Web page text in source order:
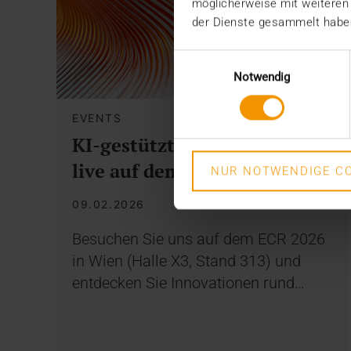
möglicherweise mit
der Dienste gesammelt
Notwendig
NUR NOTWENDIGE
EVENTS
KI-gestützte Radiologie –
live auf dem ECR 2026
09.02.2026
Besuchen Sie uns auf dem ECR 2026
in Wien (Halle X3, Stand 313) und
entdecken Sie Innovationen rund…